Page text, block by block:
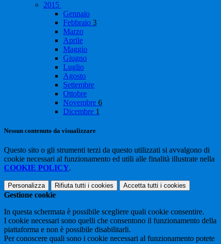
2015
Gennaio
Febbraio 3
Marzo
Aprile
Maggio
Giugno
Luglio
Agosto
Settembre
Ottobre
Novembre 6
Dicembre 1
Nessun contenuto da visualizzare
Questo sito o gli strumenti terzi da questo utilizzati si avvalgono di
cookie necessari al funzionamento ed utili alle finalità illustrate nella
COOKIE POLICY.
Personalizza Rifiuta tutti i cookies Accetta tutti i cookies
Gestione cookie
In questa schermata è possibile scegliere quali cookie consentire.
I cookie necessari sono quelli che consentono il funzionamento della
piattaforma e non è possibile disabilitarli.
Per conoscere quali sono i cookie necessari al funzionamento potete